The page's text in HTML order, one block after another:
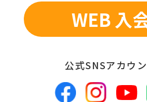
WEB 入
公式SNSアカウ